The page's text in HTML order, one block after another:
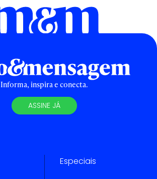
Informa, inspira e conecta.
ASSINE JÁ
Especiais